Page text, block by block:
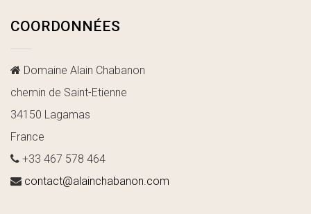
COORDONNÉES
Domaine Alain Chabanon
chemin de Saint-Etienne
34150 Lagamas
France
+33 467 578 464
contact@alainchabanon.com